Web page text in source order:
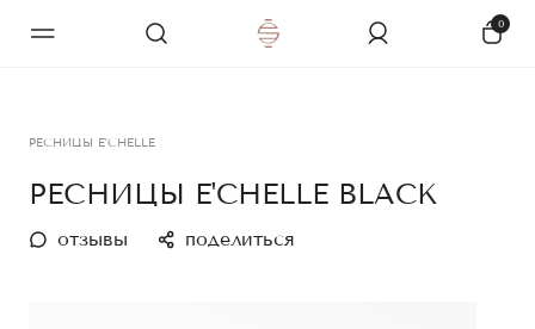
0
РЕСНИЦЫ E'CHELLE
РЕСНИЦЫ E'CHELLE BLACK
отзывы поделиться